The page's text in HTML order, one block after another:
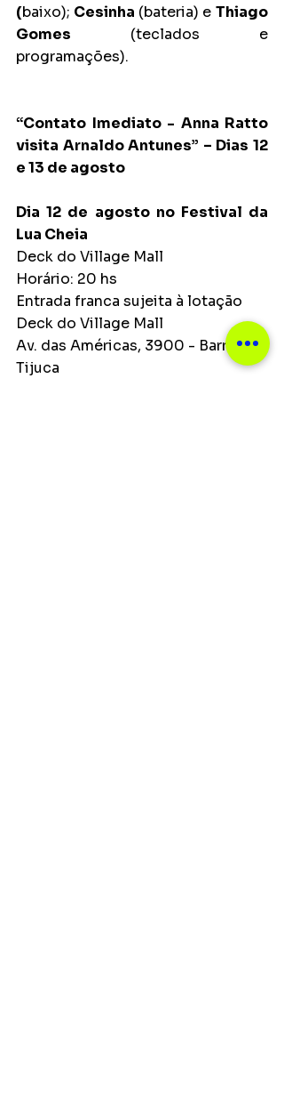
(baixo); Cesinha (bateria) e Thiago
Gomes (teclados e
programações).
“Contato Imediato - Anna Ratto
visita Arnaldo Antunes” – Dias 12
e 13 de agosto
Dia 12 de agosto no Festival da
Lua Cheia
Deck do Village Mall
Horário: 20 hs
Entrada franca sujeita à lotação
Deck do Village Mall
Av. das Américas, 3900 - Barra da
Tijuca